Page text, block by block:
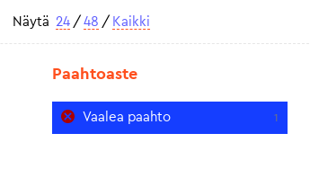
Näytä 24 / 48 / Kaikki
Paahtoaste
Vaalea paahto 1